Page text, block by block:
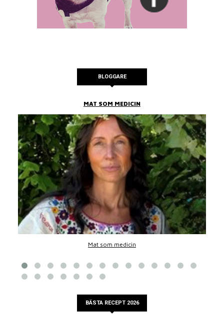
BLOGGARE
MAT SOM MEDICIN
Mat som medicin
BÄSTA RECEPT 2026